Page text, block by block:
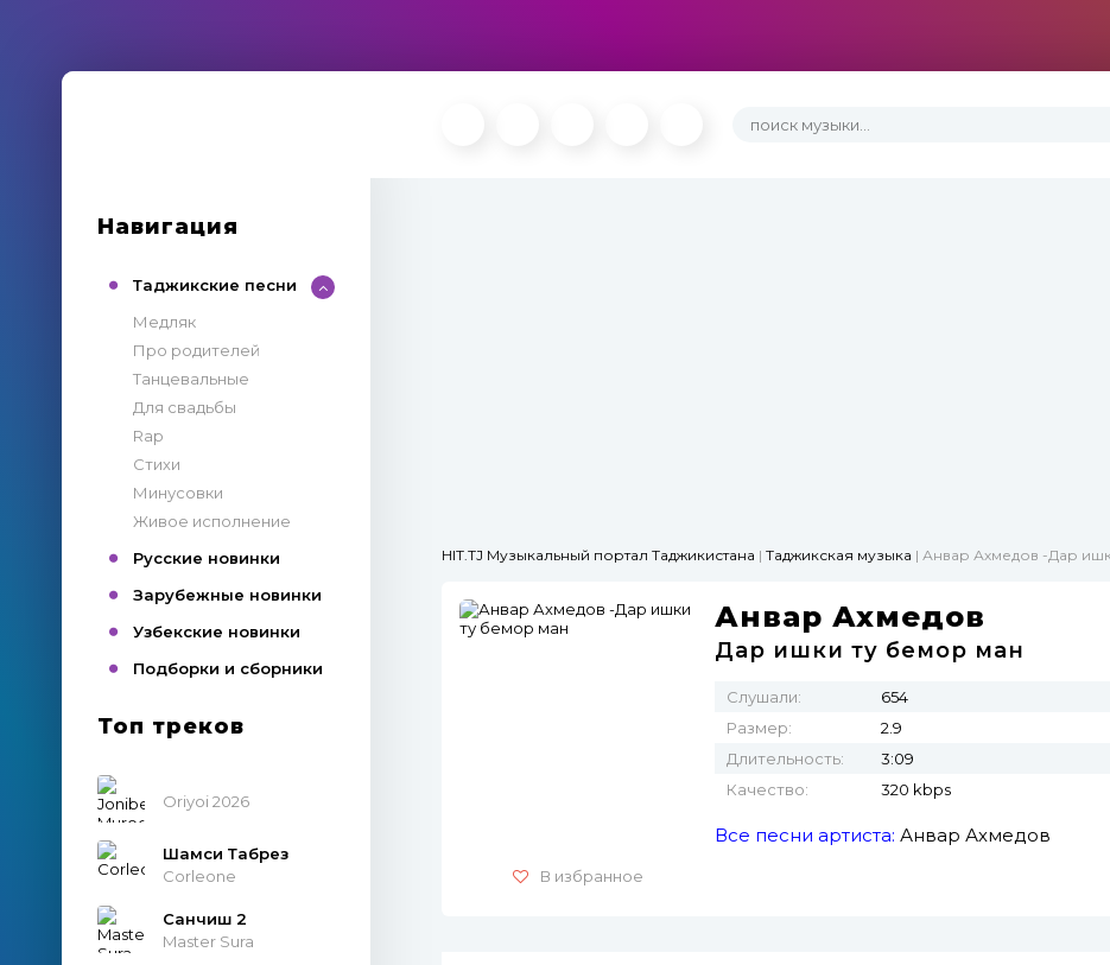
Навигация
Таджикские песни
Медляк
Про родителей
Танцевальные
Для свадьбы
Rap
Стихи
Минусовки
Живое исполнение
Русские новинки
Зарубежные новинки
Узбекские новинки
Подборки и сборники
Топ треков
Oriyoi 2026
Шамси Табрез
Corleone
Санчиш 2
Master Sura
HIT.TJ Музыкальный портал Таджикистана | Таджикская музыка | Анвар Ахмедов -Дар
В избранное
Анвар Ахмедов
Дар ишки ту бемор ман
Слушали:
654
Размер:
2.9
Длительность:
3:09
Качество:
320 kbps
Все песни артиста: Анвар Ахмедов